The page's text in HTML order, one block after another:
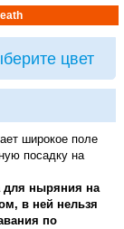
цвет
широкое поле
посадку на
для ныряния на
в ней нельзя
по